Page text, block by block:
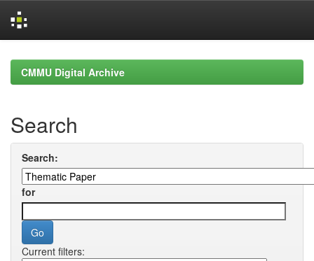
navigationCMMU Digital Archive
Search
Search:
for
Current filters: